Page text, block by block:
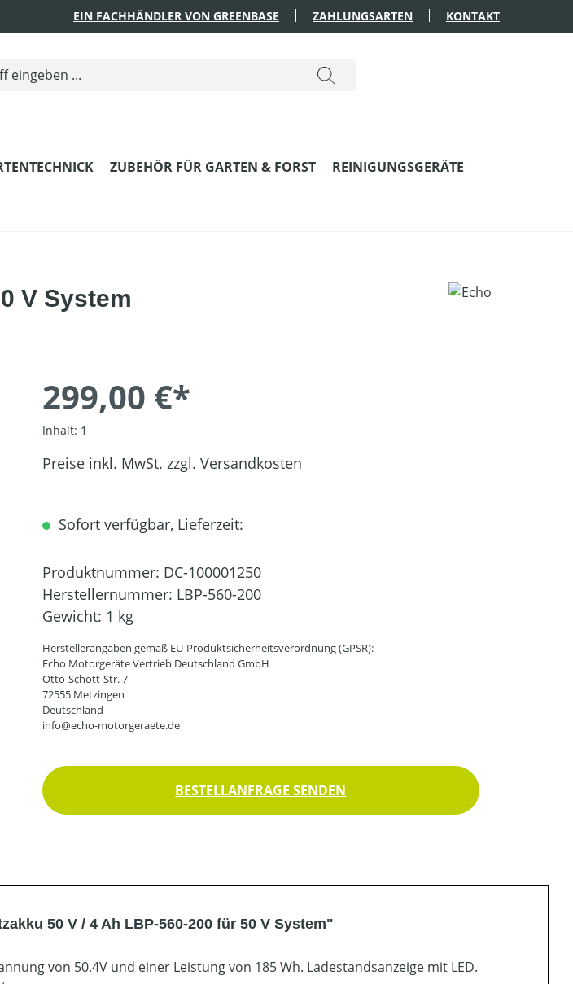
EIN FACHHÄNDLER VON GREENBASE ZAHLUNGSARTEN KONTAKT
ZUBEHÖR FÜR GARTEN & FORST REINIGUNGSGERÄTE
V System
299,00 €*
Inhalt: 1
Preise inkl. MwSt. zzgl. Versandkosten
Sofort verfügbar, Lieferzeit:
Produktnummer: DC-100001250
Herstellernummer: LBP-560-200
Gewicht: 1 kg
Herstellerangaben gemäß EU-Produktsicherheitsverordnung (GPSR):
Echo Motorgeräte Vertrieb Deutschland GmbH
Otto-Schott-Str. 7
72555 Metzingen
Deutschland
info@echo-motorgeraete.de
BESTELLANFRAGE SENDEN
50 V / 4 Ah LBP-560-200 für 50 V System"
von 50.4V und einer Leistung von 185 Wh. Ladestandsanzeige mit LED.